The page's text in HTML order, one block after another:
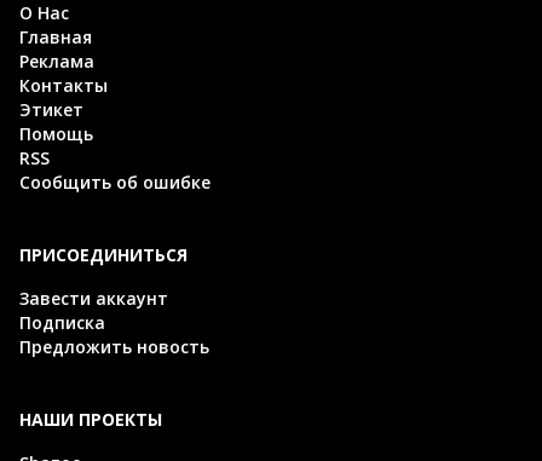
О Нас
Главная
Реклама
Контакты
Этикет
Помощь
RSS
Сообщить об ошибке
ПРИСОЕДИНИТЬСЯ
Завести аккаунт
Подписка
Предложить новость
НАШИ ПРОЕКТЫ